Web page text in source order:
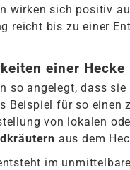
wirken sich positiv
reicht bis zu einer
einer Hecke
so angelegt, dass
Beispiel für so
von lokalen
aus dem
im